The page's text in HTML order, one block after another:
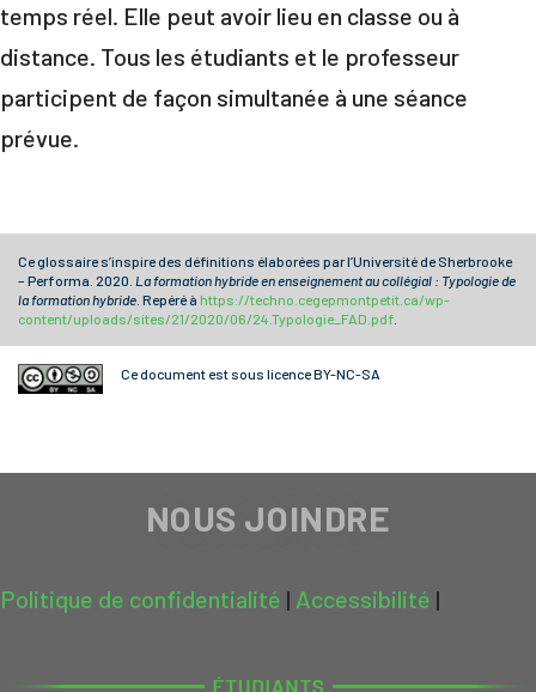
temps réel. Elle peut avoir lieu en classe ou à
distance. Tous les étudiants et le professeur
participent de façon simultanée à une séance
prévue.
Ce glossaire s’inspire des définitions élaborées par l’Université de Sherbrooke
– Performa. 2020. La formation hybride en enseignement au collégial : Typologie de
la formation hybride . Repéré à https://techno.cegepmontpetit.ca/wp-
content/uploads/sites/21/2020/06/24.Typologie_FAD.pdf
Ce document est sous licence BY-NC-SA
NOUS JOINDRE
Politique de confidentialité | Accessibilité |